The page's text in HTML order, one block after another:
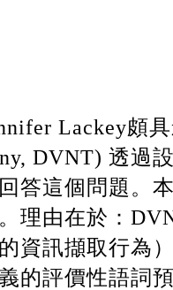
Lackey頗
DVNT) 透過
這個問題。
理由在於：
資訊擷取行為
的評價性語詞